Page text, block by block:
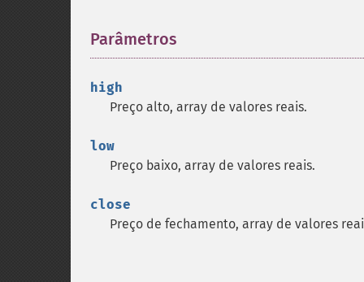
Parâmetros
high
Preço alto, array de valores reais.
low
Preço baixo, array de valores reais.
close
Preço de fechamento, array de valores